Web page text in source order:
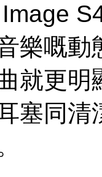
樂嘅動
就更明
塞同